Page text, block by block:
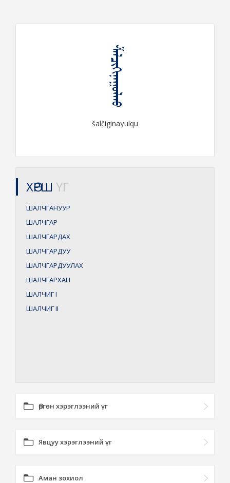
ᠱᠠᠯᠴᠢᠭᠢᠨᠠᠭᠤᠯᠬᠤ
šalčiginaγulqu
ХӨРШ ҮГ
ШАЛЧГАНУУР
ШАЛЧГАР
ШАЛЧГАРДАХ
ШАЛЧГАРДУУ
ШАЛЧГАРДУУЛАХ
ШАЛЧГАРХАН
ШАЛЧИГI
ШАЛЧИГII
Өргөн хэрэглээний үг
Явцуу хэрэглээний үг
Аман зохиол